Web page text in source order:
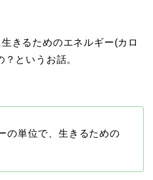
きるためのエネルギー(カロ
というお話。
の単位で、生きるための